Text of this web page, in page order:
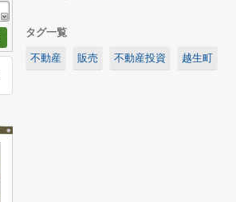
タグ一覧
不動産 販売 不動産投資 越生町